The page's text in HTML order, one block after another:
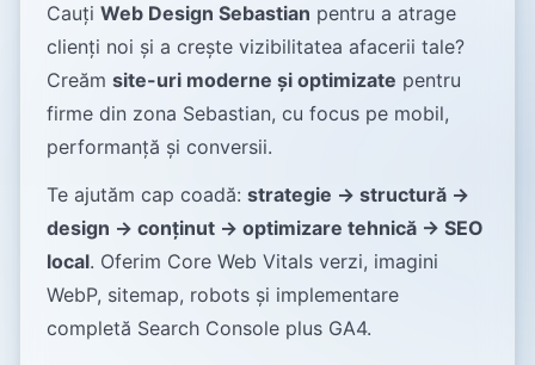
Cauți Web Design Sebastian pentru a atrage
clienți noi și a crește vizibilitatea afacerii tale?
Creăm site-uri moderne și optimizate pentru
firme din zona Sebastian, cu focus pe mobil,
performanță și conversii.
Te ajutăm cap coadă: strategie → structură →
design → conținut → optimizare tehnică → SEO
local. Oferim Core Web Vitals verzi, imagini
WebP, sitemap, robots și implementare
completă Search Console plus GA4.